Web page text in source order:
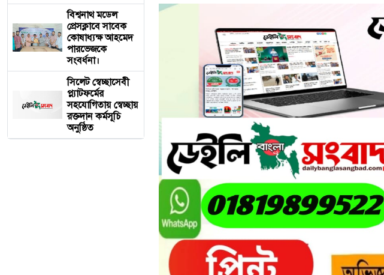
বিশ্বনাথ মডেল
প্রেসক্লাবে সাবেক
কোষাধ্যক্ষ আহমেদ
পারভেজকে
সংবর্ধনা।
সিলেট স্বেচ্ছাসেবী
প্ল্যাটফর্মের
সহযোগিতায় স্বেচ্ছায়
রক্তদান কর্মসূচি
অনুষ্ঠিত